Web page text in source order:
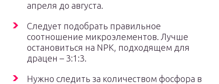
апреля до августа.
Следует подобрать правильное
соотношение микроэлементов. Лучше
остановиться на NPK, подходящем для
драцен – 3:1:3.
Нужно следить за количеством фосфора в